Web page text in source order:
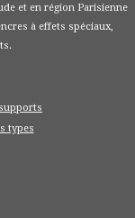
et en région Parisienne
à effets spéciaux,
types